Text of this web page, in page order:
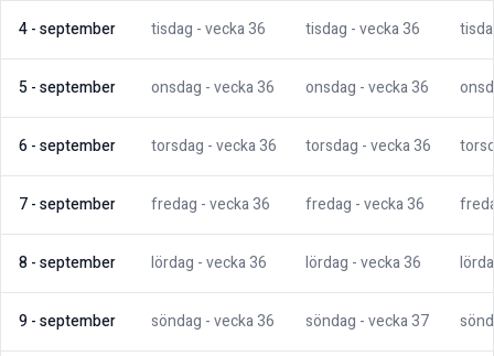
4-september tisdag - vecka36 tisdag - vecka36
5-september onsdag - vecka36 onsdag - vecka36
6-september torsdag - vecka36 torsdag - vecka36
7-september fredag - vecka36 fredag - vecka36
8-september lördag - vecka36 lördag - vecka36
9-september söndag - vecka36 söndag - vecka37